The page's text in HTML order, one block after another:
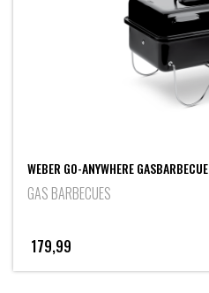
WEBER GO-ANYWHERE GASBARBECUE
GAS BARBECUES
179,99